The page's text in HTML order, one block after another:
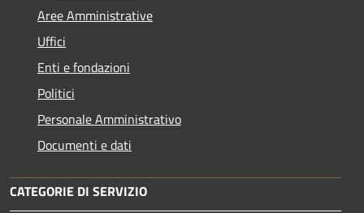
Aree Amministrative
Uffici
Enti e fondazioni
Politici
Personale Amministrativo
Documenti e dati
CATEGORIE DI SERVIZIO